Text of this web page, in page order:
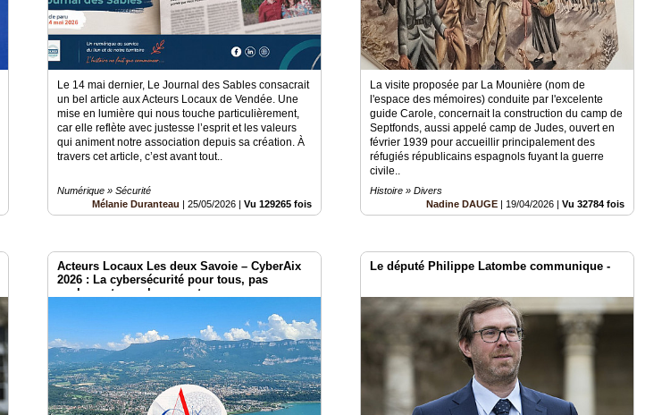
Le 14 mai dernier, Le Journal des Sables consacrait
un bel article aux Acteurs Locaux de Vendée. Une
mise en lumière qui nous touche particulièrement,
car elle reflète avec justesse l’esprit et les valeurs
qui animent notre association depuis sa création. À
travers cet article, c’est avant tout..
Numérique » Sécurité
Mélanie Duranteau
|25/05/2026 |Vu 129265 fois
La visite proposée par La Mounière (nom de
l'espace des mémoires) conduite par l'excelente
guide Carole, concernait la construction du camp de
Septfonds, aussi appelé camp de Judes, ouvert en
février 1939 pour accueillir principalement des
réfugiés républicains espagnols fuyant la guerre
civile..
Histoire » Divers
Nadine DAUGE
19/04/2026 |Vu 32784 fois
Acteurs Locaux Les deux Savoie – CyberAix
2026 : La cybersécurité pour tous, pas
seulement pour les experts
Le député Philippe Latombe communique -